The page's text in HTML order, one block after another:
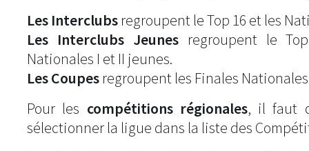
Les Interclubs regroupent le Top 16 et les
Les Interclubs Jeunesregroupent le
Nationales I et II jeunes.
Les Coupes regroupent les Finales
Pour les compétitions régionales, il faut
sélectionner la ligue dans la liste des